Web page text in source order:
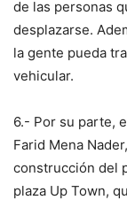
de las personas
desplazarse.
la gente pueda
vehicular.
6.- Por su parte,
Farid Mena
construcción del
plaza Up Town,